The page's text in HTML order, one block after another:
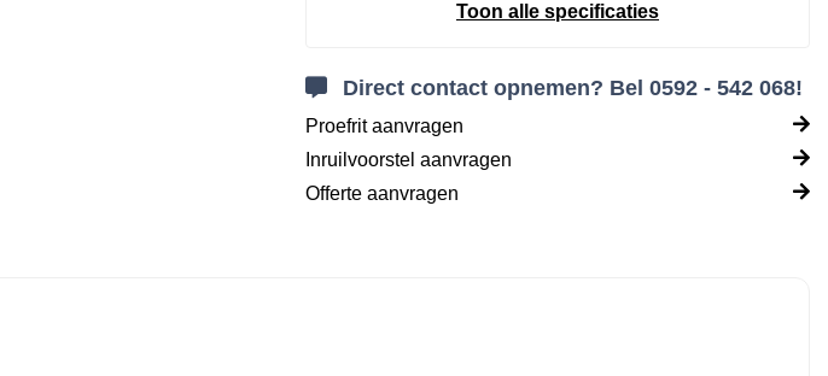
Toon alle specificaties
Direct contact opnemen? Bel 0592 - 542 068!
Proefrit aanvragen
Inruilvoorstel aanvragen
Offerte aanvragen